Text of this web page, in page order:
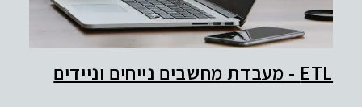
ETL - מעבדת מחשבים נייחים וניידים